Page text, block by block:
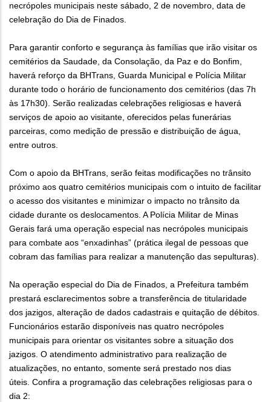
necrópoles municipais neste sábado, 2 de novembro, data de
celebração do Dia de Finados.
Para garantir conforto e segurança às famílias que irão visitar os
cemitérios da Saudade, da Consolação, da Paz e do Bonfim,
haverá reforço da BHTrans, Guarda Municipal e Polícia Militar
durante todo o horário de funcionamento dos cemitérios (das 7h
às 17h30). Serão realizadas celebrações religiosas e haverá
serviços de apoio ao visitante, oferecidos pelas funerárias
parceiras, como medição de pressão e distribuição de água,
entre outros.
Com o apoio da BHTrans, serão feitas modificações no trânsito
próximo aos quatro cemitérios municipais com o intuito de facilitar
o acesso dos visitantes e minimizar o impacto no trânsito da
cidade durante os deslocamentos. A Polícia Militar de Minas
Gerais fará uma operação especial nas necrópoles municipais
para combate aos “enxadinhas” (prática ilegal de pessoas que
cobram das famílias para realizar a manutenção das sepulturas).
Na operação especial do Dia de Finados, a Prefeitura também
prestará esclarecimentos sobre a transferência de titularidade
dos jazigos, alteração de dados cadastrais e quitação de débitos.
Funcionários estarão disponíveis nas quatro necrópoles
municipais para orientar os visitantes sobre a situação dos
jazigos. O atendimento administrativo para realização de
atualizações, no entanto, somente será prestado nos dias
úteis. Confira a programação das celebrações religiosas para o
dia 2: